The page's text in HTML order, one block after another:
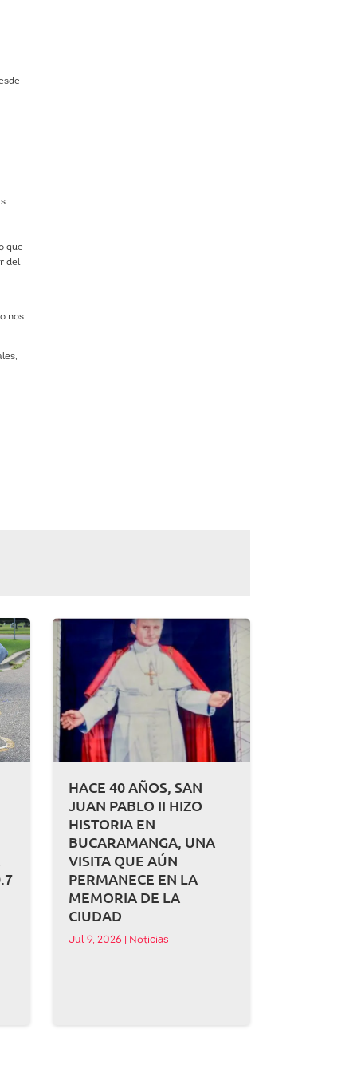
que
del
nos
HACE 40 AÑOS, SAN
JUAN PABLO II HIZO
HISTORIA EN
BUCARAMANGA, UNA
VISITA QUE AÚN
PERMANECE EN LA
MEMORIA DE LA
CIUDAD
Jul 9, 2026 Noticias